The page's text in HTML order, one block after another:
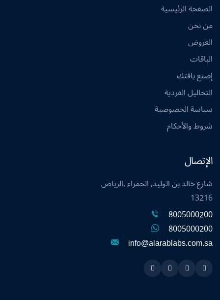
الصفحة الرئيسية
من نحن
العروض
الباقات
إصنع باقتك
التحاليل الفردية
سياسة الخصوصية
شروط والأحكام
الإتصال
شارع خالد بن الوليد, الحمراء ,الرياض
13216
8005000200
8005000200
info@alarablabs.com.sa
Snapchat
Twitter
Linkedin
Instagram